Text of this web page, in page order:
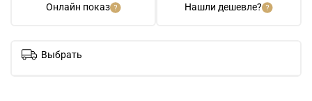
Онлайн показ Нашли дешевле?
Выбрать